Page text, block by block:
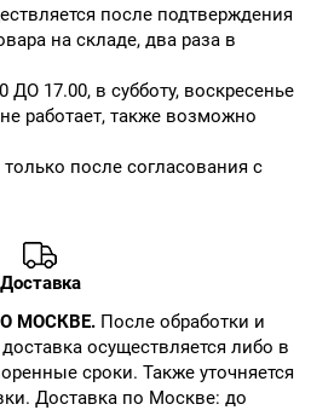
после подтверждения
на складе, два раза в
ДО 17.00, в субботу, воскресенье
работает, также возможно
после согласования с
Доставка
МОСКВЕ. После обработки и
осуществляется либо в
сроки. Также уточняется
Доставка по Москве: до